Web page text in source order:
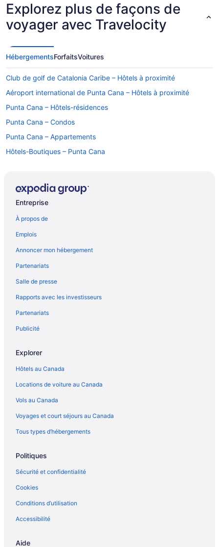
Explorez plus de façons de
voyager avec Travelocity
HébergementsForfaitsVoitures
Club de golf de Catalonia Caribe – Hôtels à proximité
Aéroport international de Punta Cana – Hôtels à proximité
Punta Cana – Hôtels-résidences
Punta Cana – Condos
Punta Cana – Appartements
Hôtels-Boutiques – Punta Cana
Complexes et hôtels tout inclus – Punta Cana
Punta Cana – Hôtels
Punta Cana – Villas
Entreprise
À propos de
Emplois
Annoncer mon hébergement
Partenariats
Salle de presse
Rapports avec les investisseurs
Partenariats
Publicité
Explorer
Hôtels au Canada
Locations de voiture au Canada
Vols au Canada
Voyages et court séjours au Canada
Tous types d’hébergements
Politiques
Sécurité et confidentialité
Cookies
Conditions d’utilisation
Accessibilité
Aide